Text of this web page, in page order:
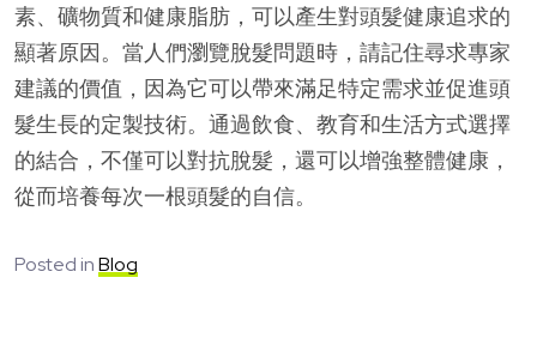
素、礦物質和健康脂肪，可以產生對頭髮健康追求的
顯著原因。當人們瀏覽脫髮問題時，請記住尋求專家
建議的價值，因為它可以帶來滿足特定需求並促進頭
髮生長的定製技術。通過飲食、教育和生活方式選擇
的結合，不僅可以對抗脫髮，還可以增強整體健康，
從而培養每次一根頭髮的自信。
Posted inBlog